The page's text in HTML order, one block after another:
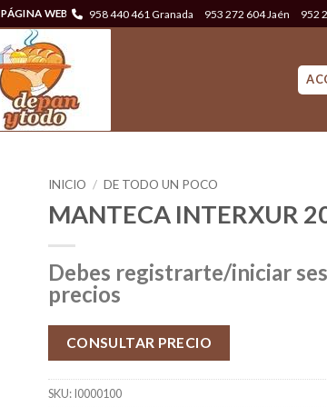
PÁGINA WEB 958 440 461 Granada 953 272 604 Jaén 952
INICIO / DE TODO UN POCO
MANTECA INTERXUR
Debes registrarte/iniciar
precios
CONSULTAR PRECIO
SKU:I0000100